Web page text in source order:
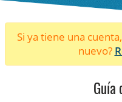
Si ya tiene una
nuevo?
Guía